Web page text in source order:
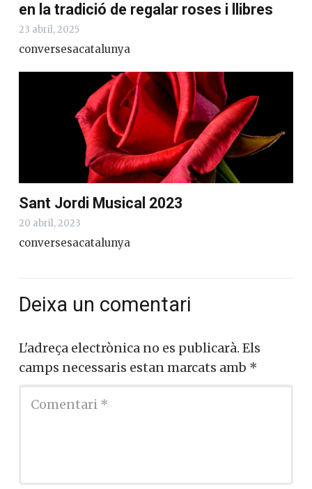
en la tradició de regalar roses i llibres
23 abril, 2025
conversesacatalunya
Sant Jordi Musical 2023
20 abril, 2023
conversesacatalunya
Deixa un comentari
L'adreça electrònica no es publicarà. Els
camps necessaris estan marcats amb *